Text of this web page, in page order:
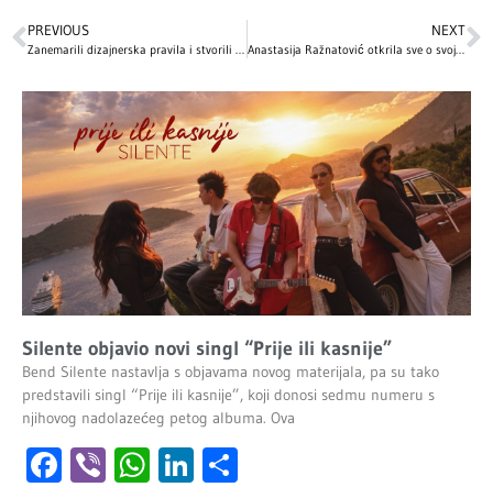
PREVIOUS
Zanemarili dizajnerska pravila i stvorili funkcionalni dom: Ovako izgleda unutrašnjost kuće Mile Kunis i Eštona Kučera (FOTO)
NEXT
Anastasija Ražnatović otkrila sve o svojim estetskim korekcijama
Silente objavio novi singl “Prije ili kasnije”
Bend Silente nastavlja s objavama novog materijala, pa su tako
predstavili singl “Prije ili kasnije”, koji donosi sedmu numeru s
njihovog nadolazećeg petog albuma. Ova
Facebook
ViberWhatsApp
LinkedIn